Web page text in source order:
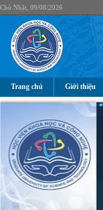
Chủ Nhật, 09/08/2026
Trang chủ Giới thiệu